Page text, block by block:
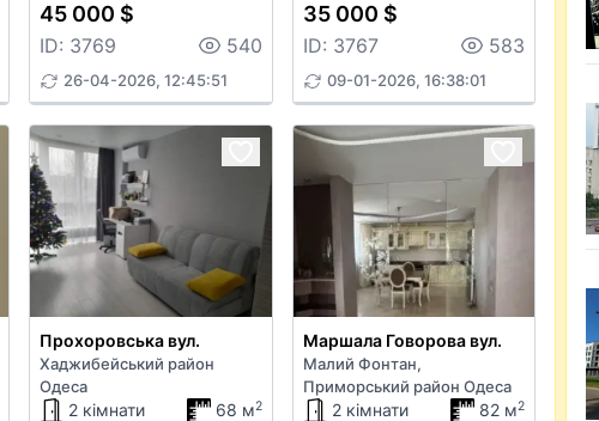
45 000 $
ID: 3769 540
26-04-2026, 12:45:51
35 000 $
ID: 3767 583
09-01-2026, 16:38:01
Прохоровська вул.
Хаджибейський район
Одеса
2 кімнати 68 м2
Маршала Говорова вул.
Малий Фонтан,
Приморський район Одеса
2 кімнати 82 м2